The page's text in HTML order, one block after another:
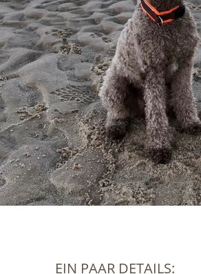
EIN PAAR DETAILS: